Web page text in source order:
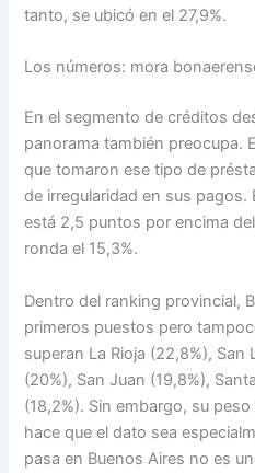
tanto, se ubicó en el 27,9%.
Los números: mora
En el segmento de créditos
panorama también preocupa.
que tomaron ese tipo de
de irregularidad en sus pagos.
está 2,5 puntos por encima
ronda el 15,3%.
Dentro del ranking provincial,
primeros puestos pero
superan La Rioja (22,8%), San
(20%), San Juan (19,8%),
(18,2%). Sin embargo, su
hace que el dato sea
pasa en Buenos Aires no es